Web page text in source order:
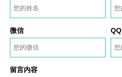
微信 QQ
留言内容